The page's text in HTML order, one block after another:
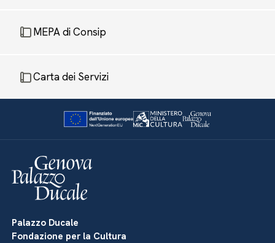
MEPA di Consip
Carta dei Servizi
Palazzo Ducale
Fondazione per la Cultura